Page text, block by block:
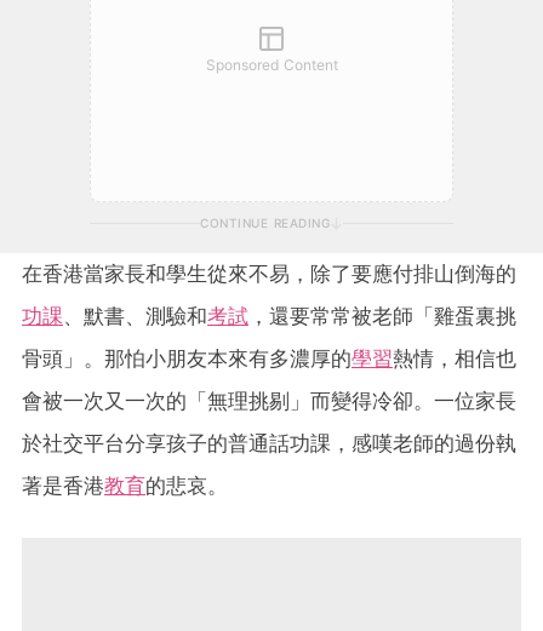
Sponsored Content
CONTINUE READING
在香港當家長和學生從來不易，除了要應付排山倒海的
功課、默書、測驗和考試 ，還要常常被老師「雞蛋裏挑
骨頭」。那怕小朋友本來有多濃厚的學習熱情，相信也
會被一次又一次的「無理挑剔」而變得冷卻。一位家長
於社交平台分享孩子的普通話功課，感嘆老師的過份執
著是香港教育的悲哀。